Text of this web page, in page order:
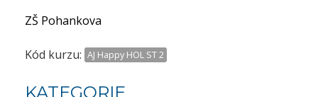
ZŠ Pohankova
Kód kurzu: AJ Happy HOL ST 2
KATEGORIE